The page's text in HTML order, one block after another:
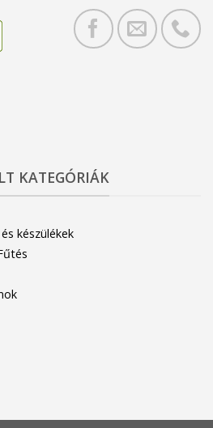
KATEGÓRIÁK
készülékek